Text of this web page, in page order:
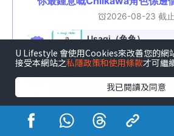
U Lifestyle 會使用Cookies來改善您的網
接受本網站之私隱政策和使用條款才可繼
我已閱讀及同意